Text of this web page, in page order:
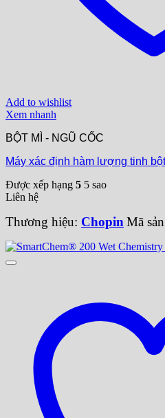
Add to wishlist
Xem nhanh
BỘT MÌ - NGŨ CỐC
Máy xác định hàm lượng tinh
Được xếp hạng 5 5 sao
Liên hệ
Thương hiệu: ChopinMã